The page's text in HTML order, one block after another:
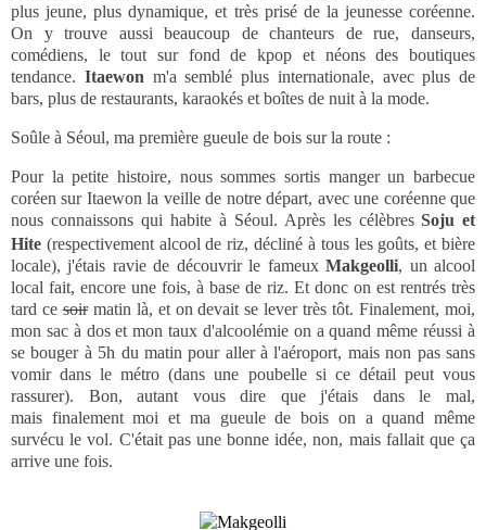
plus jeune, plus dynamique, et très prisé de la jeunesse coréenne.
On y trouve aussi beaucoup de chanteurs de rue, danseurs,
comédiens, le tout sur fond de kpop et néons des boutiques
tendance. Itaewon m'a semblé plus internationale, avec plus de
bars, plus de restaurants, karaokés et boîtes de nuit à la mode.
Soûle à Séoul, ma première gueule de bois sur la route :
Pour la petite histoire, nous sommes sortis manger un barbecue
coréen sur Itaewon la veille de notre départ, avec une coréenne que
nous connaissons qui habite à Séoul. Après les célèbres Soju et
Hite (respectivement alcool de riz, décliné à tous les goûts, et bière
locale), j'étais ravie de découvrir le fameuxMakgeolli, un alcool
local fait, encore une fois, à base de riz. Et donc on est rentrés très
tard cesoirmatin là, et on devait se lever très tôt. Finalement, moi,
mon sac à dos et mon taux d'alcoolémie on a quand même réussi à
se bouger à 5h du matin pour aller à l'aéroport, mais non pas sans
vomir dans le métro (dans une poubelle si ce détail peut vous
rassurer). Bon, autant vous dire que j'étais dans le mal,
mais finalement moi et ma gueule de bois on a quand même
survécu le vol. C'était pas une bonne idée, non, mais fallait que ça
arrive une fois.